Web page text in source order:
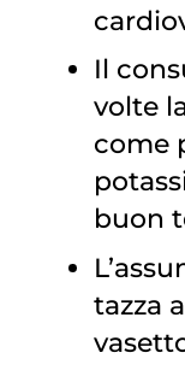
Il
volte
come
buon
tazza